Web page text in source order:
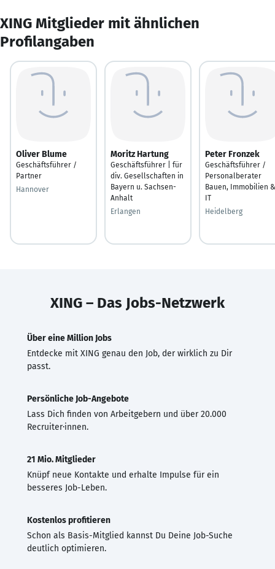
XING Mitglieder mit ähnlichen
Profilangaben
Oliver Blume
Geschäftsführer /
Partner
Hannover
Moritz Hartung
Geschäftsführer | für
div. Gesellschaften in
Bayern u. Sachsen-
Anhalt
Erlangen
Peter Fronzek
Geschäftsführer /
Personalberater
Bauen, Immobilien &
IT
Heidelberg
XING – Das Jobs-Netzwerk
Über eine Million Jobs
Entdecke mit XING genau den Job, der wirklich zu Dir
passt.
Persönliche Job-Angebote
Lass Dich finden von Arbeitgebern und über 20.000
Recruiter·innen.
21 Mio. Mitglieder
Knüpf neue Kontakte und erhalte Impulse für ein
besseres Job-Leben.
Kostenlos profitieren
Schon als Basis-Mitglied kannst Du Deine Job-Suche
deutlich optimieren.